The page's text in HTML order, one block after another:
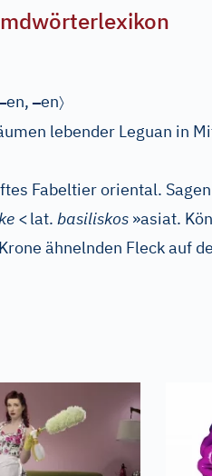
en,–en〉
lebender Leguan in
Fabeltier oriental.
<lat. basiliskos »asiat.
ähnelnden Fleck auf